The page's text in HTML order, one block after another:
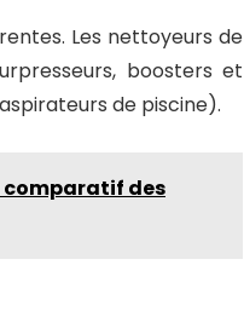
Les nettoyeurs de
boosters et
de piscine).
comparatif des